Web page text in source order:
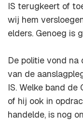
IS terugkeert of
wij hem
elders. Genoeg is
De politie vond na
van de
IS. Welke band de
of hij ook in
handelde, is nog